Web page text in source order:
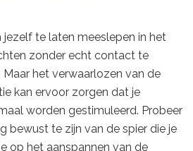
jezelf te laten meeslepen in het
zonder echt contact te
Maar het verwaarlozen van de
kan ervoor zorgen dat je
worden gestimuleerd. Probeer
bewust te zijn van de spier die je
op het aanspannen van de